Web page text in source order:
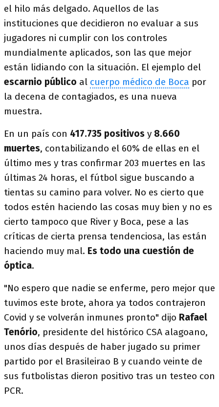
el hilo más delgado. Aquellos de las
instituciones que decidieron no evaluar a sus
jugadores ni cumplir con los controles
mundialmente aplicados, son las que mejor
están lidiando con la situación. El ejemplo del
escarnio público al cuerpo médico de Boca por
la decena de contagiados, es una nueva
muestra.
En un país con 417.735 positivos y 8.660
muertes, contabilizando el 60% de ellas en el
último mes y tras confirmar 203 muertes en las
últimas 24 horas, el fútbol sigue buscando a
tientas su camino para volver. No es cierto que
todos estén haciendo las cosas muy bien y no es
cierto tampoco que River y Boca, pese a las
críticas de cierta prensa tendenciosa, las están
haciendo muy mal. Es todo una cuestión de
óptica.
"No espero que nadie se enferme, pero mejor que
tuvimos este brote, ahora ya todos contrajeron
Covid y se volverán inmunes pronto" dijo Rafael
Tenório, presidente del histórico CSA alagoano,
unos días después de haber jugado su primer
partido por el Brasileirao B y cuando veinte de
sus futbolistas dieron positivo tras un testeo con
PCR.